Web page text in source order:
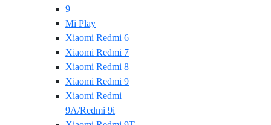
9
Mi Play
Xiaomi Redmi 6
Xiaomi Redmi 7
Xiaomi Redmi 8
Xiaomi Redmi 9
Xiaomi Redmi
9A/Redmi 9i